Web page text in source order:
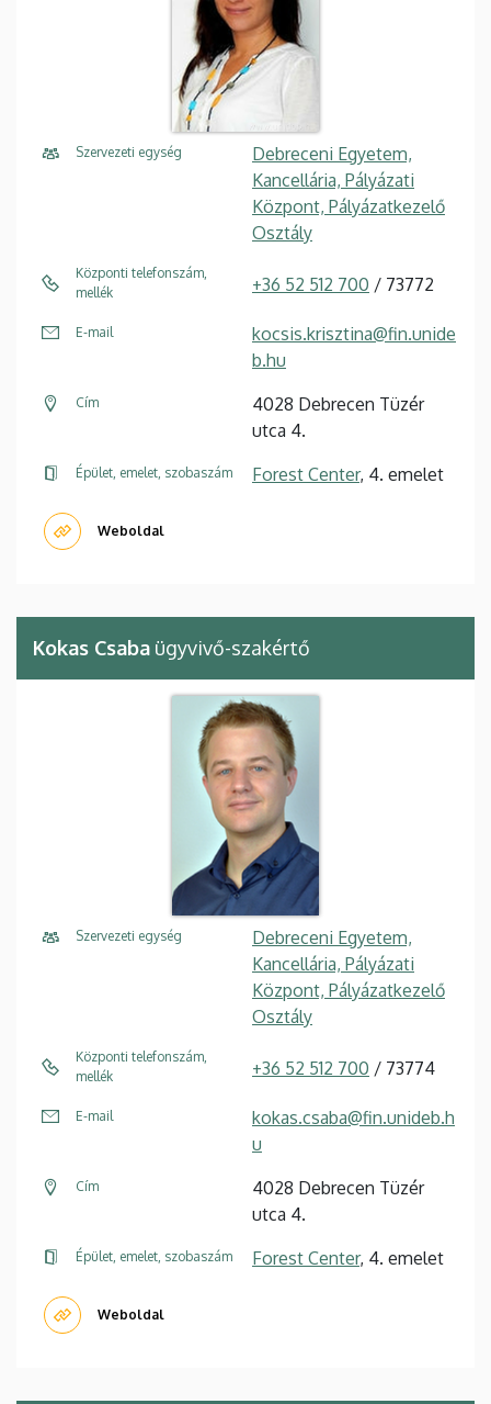
Szervezeti egység
Debreceni Egyetem,
Kancellária, Pályázati
Központ, Pályázatkezelő
Osztály
Központi telefonszám,
mellék
+36 52 512 700 / 73772
E-mail
kocsis.krisztina@fin.unide
b.hu
Cím
4028 Debrecen Tüzér
utca 4.
Épület, emelet, szobaszám Forest Center, 4. emelet
Weboldal
Kokas Csaba ügyvivő-szakértő
Szervezeti egység
Debreceni Egyetem,
Kancellária, Pályázati
Központ, Pályázatkezelő
Osztály
Központi telefonszám,
mellék
+36 52 512 700 / 73774
E-mail
kokas.csaba@fin.unideb.h
u
Cím
4028 Debrecen Tüzér
utca 4.
Épület, emelet, szobaszám Forest Center, 4. emelet
Weboldal